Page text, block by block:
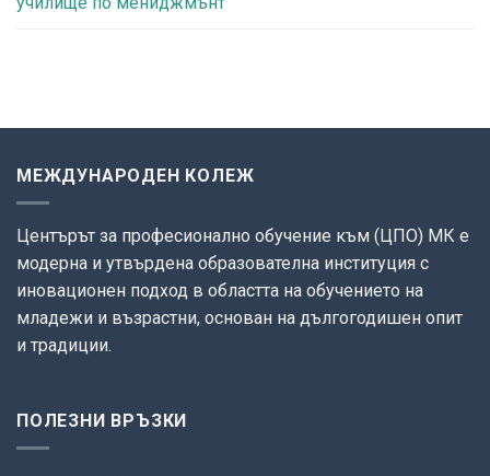
МЕЖДУНАРОДЕН КОЛЕЖ
Центърът за професионално обучение към (ЦПО) МК е
модерна и утвърдена образователна институция с
иновационен подход в областта на обучението на
младежи и възрастни, основан на дългогодишен опит
и традиции.
ПОЛЕЗНИ ВРЪЗКИ